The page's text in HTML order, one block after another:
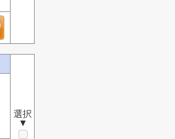
選択
▼